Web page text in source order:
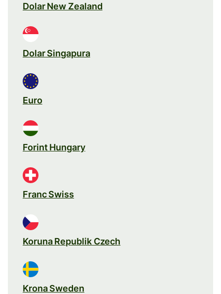
Dolar New Zealand
Dolar Singapura
Euro
Forint Hungary
Franc Swiss
Koruna Republik Czech
Krona Sweden